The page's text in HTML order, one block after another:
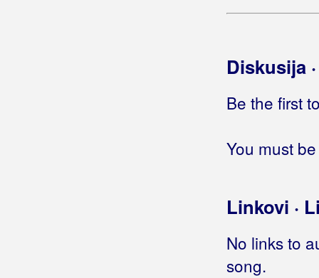
Diskusija
Be the first
You must
Linkovi ·
No links to
song.